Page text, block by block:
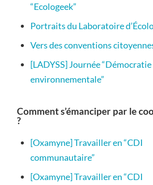
“Ecologeek”
Portraits du Laboratoire
Vers des conventions
[LADYSS] Journée “Démocratie
environnementale”
Comment s’émanciper par le
?
[Oxamyne] Travailler en “CDI
communautaire”
[Oxamyne] Travailler en “CDI